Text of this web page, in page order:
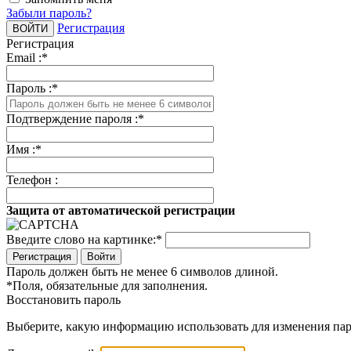
Забыли пароль?
Регистрация
Регистрация
Email :*
Пароль :*
Подтверждение пароля :*
Имя :*
Телефон :
Защита от автоматической регистрации
Введите слово на картинке:*
Войти
Пароль должен быть не менее 6 символов длиной.
*Поля, обязательные для заполнения.
Восстановить пароль
Выберите, какую информацию использовать для изменения